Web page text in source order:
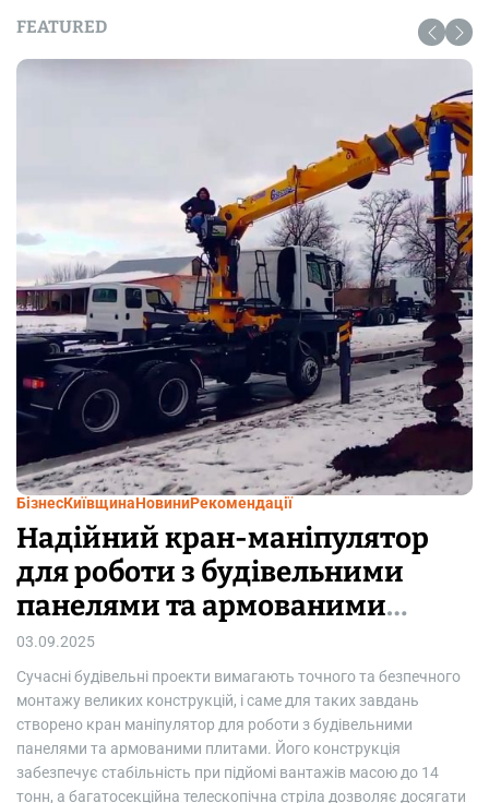
FEATURED
безпечного
до 14
досягати
КиївщинаНовиниРекомендації
Чи вигідно організувати
зберігання шин в Києві в
шиномонтажі?
Для багатьох автовласників сезонна заміна шин
задуматися про місце зберігання другого комплекту
покришок. Шиномонтаж в Києві нерідко пропонує
сезонного зберігання. Але наскільки це вигідно і
простого автомобіліста? Давайте розберемо
мінуси такого рішення. (більше…)